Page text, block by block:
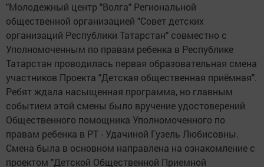
"Молодежный центр "Волга" Региональной
общественной организацией "Совет детских
организаций Республики Татарстан" совместно с
Уполномоченным по правам ребенка в Республике
Татарстан проводилась первая образовательная смена
участников Проекта "Детская общественная приёмная".
Ребят ждала насыщенная программа, но главным
событием этой смены было вручение удостоверений
Общественного помощника Уполномоченного по
правам ребенка в РТ - Удачиной Гузель Любисовны.
Смена была в основном направлена на ознакомление с
проектом "Детской Общественной Приемной